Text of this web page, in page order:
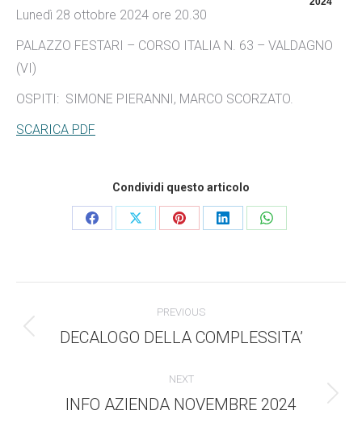
Lunedì 28 ottobre 2024 ore 20.30
PALAZZO FESTARI – CORSO ITALIA N. 63 – VALDAGNO
(VI)
OSPITI: SIMONE PIERANNI, MARCO SCORZATO.
SCARICA PDF
Condividi questo articolo
CondividiCondividiCondividiCondividiCondividi
Commento
di
navigazione
PREVIOUS
Stile
DECALOGO DELLA COMPLESSITA’
NEXT
Numero
INFO AZIENDA NOVEMBRE 2024